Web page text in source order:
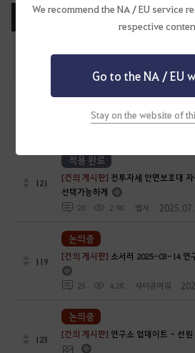
We recommend the NA / EU service
respective
Go to the NA / EU
Stay on the website of
[건의 게시판] 거점 5연맹 패치좀 당장
121
[건의 게시판] 전투자세 안면보호대
선택가능하게
20 2.9K 맵시
적용 완료
119 [건의 게시판] 소서러 2025-03-14 연
25 4.2K 샤이귀여워
논의중
123
[건의 게시판] 연구소 업데이트 - 선
논의중